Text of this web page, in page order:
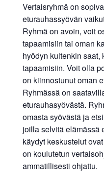
Vertaisryhmä on
eturauhassyövän
Ryhmä on avoin, voit
tapaamisiin tai oman
hyödyn kuitenkin
tapaamisiin. Voit olla
on kiinnostunut oman
Ryhmässä on
eturauhasyövästä.
omasta syövästä ja
joilla selvitä elämässä
käydyt keskustelut
on koulutetun
ammatillisesti ohjattu.